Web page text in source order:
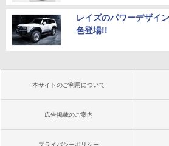
レイズのパワーデザイ
色登場!!
本サイトのご利用について
広告掲載のご案内
プライバシーポリシー